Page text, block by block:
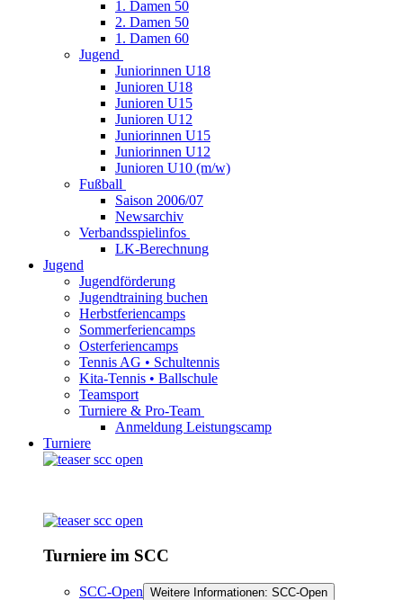
1. Damen 50
2. Damen 50
1. Damen 60
Jugend
Juniorinnen U18
Junioren U18
Junioren U15
Junioren U12
Juniorinnen U15
Juniorinnen U12
Junioren U10 (m/w)
Fußball
Saison 2006/07
Newsarchiv
Verbandsspielinfos
LK-Berechnung
Jugend
Jugendförderung
Jugendtraining buchen
Herbstferiencamps
Sommerferiencamps
Osterferiencamps
Tennis AG • Schultennis
Kita-Tennis • Ballschule
Teamsport
Turniere & Pro-Team
Anmeldung Leistungscamp
Turniere
Turniere im SCC
SCC-Open Weitere Informationen: SCC-Open